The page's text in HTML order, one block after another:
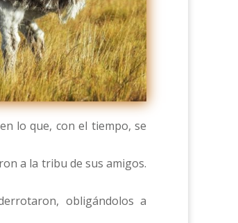
lo que, con el tiempo, se
a la tribu de sus amigos.
obligándolos a